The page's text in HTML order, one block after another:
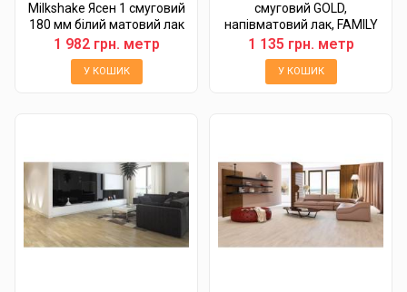
Milkshake Ясен 1 смуговий
180 мм білий матовий лак
FAMILY
1 982 грн. метр
У КОШИК
смуговий GOLD,
напівматовий лак, FAMILY
1 135 грн. метр
У КОШИК